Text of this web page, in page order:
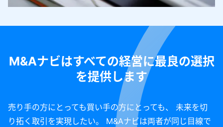
M&Aナビはすべての経営に最良の選択
を提供します
売り手の方にとっても買い手の方にとっても、 未来を切
り拓く取引を実現したい。 M&Aナビは両者が同じ目線で